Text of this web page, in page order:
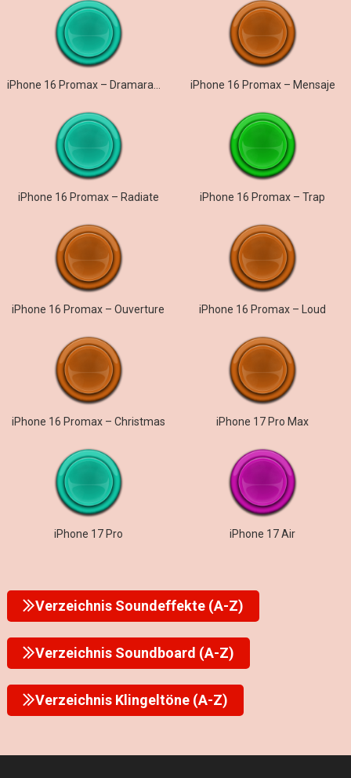
iPhone 16 Promax – Mensaje
iPhone 16 Promax – Radiate iPhone 16 Promax – Trap
iPhone 16 Promax – Ouverture iPhone 16 Promax – Loud
iPhone 16 Promax – Christmas iPhone 17 Pro Max
iPhone 17 Pro iPhone 17 Air
Verzeichnis Soundeffekte (A-Z)
Verzeichnis Soundboard (A-Z)
Verzeichnis Klingeltöne (A-Z)